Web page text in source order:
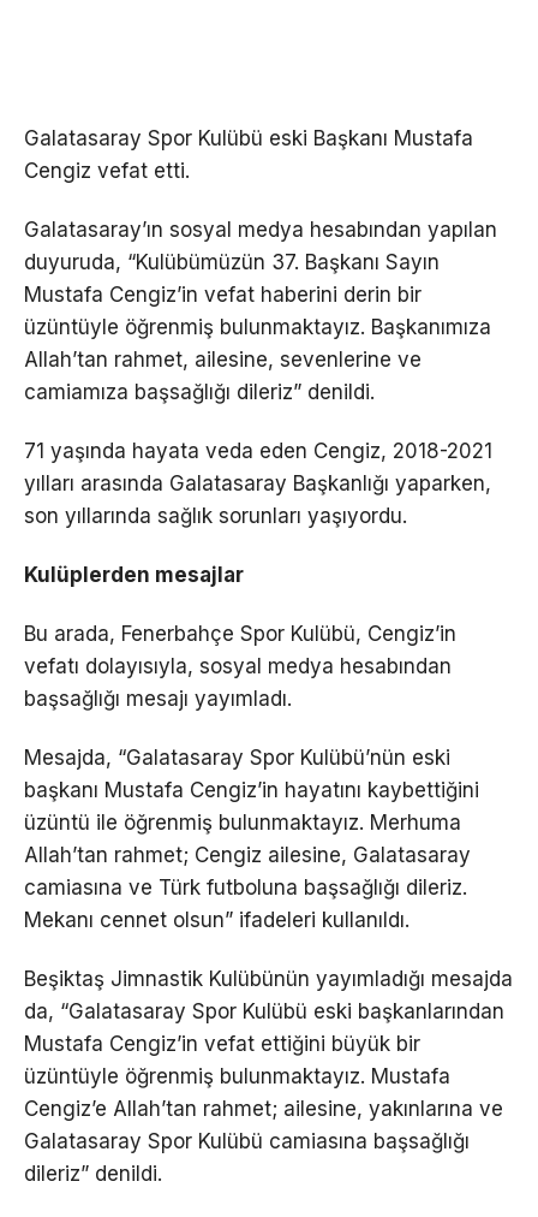
Galatasaray Spor Kulübü eski Başkanı Mustafa
Cengiz vefat etti.
Galatasaray’ın sosyal medya hesabından yapılan
duyuruda, “Kulübümüzün 37. Başkanı Sayın
Mustafa Cengiz’in vefat haberini derin bir
üzüntüyle öğrenmiş bulunmaktayız. Başkanımıza
Allah’tan rahmet, ailesine, sevenlerine ve
camiamıza başsağlığı dileriz” denildi.
71 yaşında hayata veda eden Cengiz, 2018-2021
yılları arasında Galatasaray Başkanlığı yaparken,
son yıllarında sağlık sorunları yaşıyordu.
Kulüplerden mesajlar
Bu arada, Fenerbahçe Spor Kulübü, Cengiz’in
vefatı dolayısıyla, sosyal medya hesabından
başsağlığı mesajı yayımladı.
Mesajda, “Galatasaray Spor Kulübü’nün eski
başkanı Mustafa Cengiz’in hayatını kaybettiğini
üzüntü ile öğrenmiş bulunmaktayız. Merhuma
Allah’tan rahmet; Cengiz ailesine, Galatasaray
camiasına ve Türk futboluna başsağlığı dileriz.
Mekanı cennet olsun” ifadeleri kullanıldı.
Beşiktaş Jimnastik Kulübünün yayımladığı mesajda
da, “Galatasaray Spor Kulübü eski başkanlarından
Mustafa Cengiz’in vefat ettiğini büyük bir
üzüntüyle öğrenmiş bulunmaktayız. Mustafa
Cengiz’e Allah’tan rahmet; ailesine, yakınlarına ve
Galatasaray Spor Kulübü camiasına başsağlığı
dileriz” denildi.